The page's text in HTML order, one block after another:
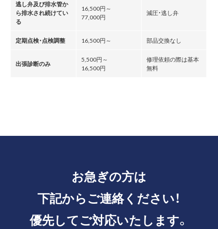
逃し弁及び排水管か
ら排水され続けてい
る
16,500円～
77,000円
減圧・逃し弁
定期点検・点検調整 16,500円～ 部品交換なし
出張診断のみ
5,500円～
16,500円
修理依頼の際は基本
無料
お急ぎの方は
下記からご連絡ください！
優先してご対応いたします。